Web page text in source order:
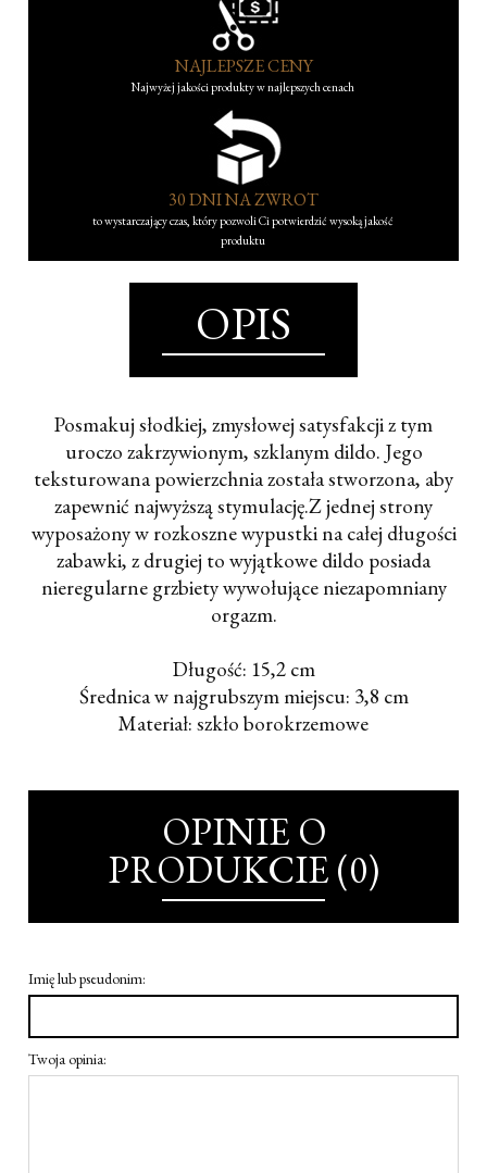
NAJLEPSZE CENY
Najwyżej jakości produkty w najlepszych cenach
30 DNI NA ZWROT
to wystarczający czas, który pozwoli Ci potwierdzić wysoką jakość
produktu
OPIS
Posmakuj słodkiej, zmysłowej satysfakcji z tym
uroczo zakrzywionym, szklanym dildo. Jego
teksturowana powierzchnia została stworzona, aby
zapewnić najwyższą stymulację.Z jednej strony
wyposażony w rozkoszne wypustki na całej długości
zabawki, z drugiej to wyjątkowe dildo posiada
nieregularne grzbiety wywołujące niezapomniany
orgazm.
Długość: 15,2 cm
Średnica w najgrubszym miejscu: 3,8 cm
Materiał: szkło borokrzemowe
OPINIE O
PRODUKCIE (0)
Imię lub pseudonim:
Twoja opinia: